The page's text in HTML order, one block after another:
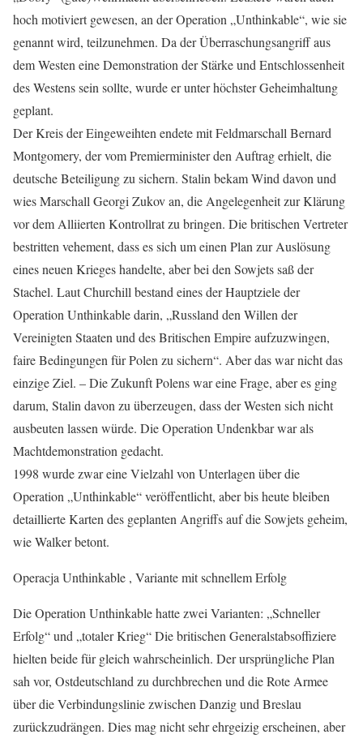
hoch motiviert gewesen, an der Operation „Unthinkable“, wie sie
genannt wird, teilzunehmen. Da der Überraschungsangriff aus
dem Westen eine Demonstration der Stärke und Entschlossenheit
des Westens sein sollte, wurde er unter höchster Geheimhaltung
geplant.
Der Kreis der Eingeweihten endete mit Feldmarschall Bernard
Montgomery, der vom Premierminister den Auftrag erhielt, die
deutsche Beteiligung zu sichern. Stalin bekam Wind davon und
wies Marschall Georgi Zukov an, die Angelegenheit zur Klärung
vor dem Alliierten Kontrollrat zu bringen. Die britischen Vertreter
bestritten vehement, dass es sich um einen Plan zur Auslösung
eines neuen Krieges handelte, aber bei den Sowjets saß der
Stachel. Laut Churchill bestand eines der Hauptziele der
Operation Unthinkable darin, „Russland den Willen der
Vereinigten Staaten und des Britischen Empire aufzuzwingen,
faire Bedingungen für Polen zu sichern“. Aber das war nicht das
einzige Ziel. – Die Zukunft Polens war eine Frage, aber es ging
darum, Stalin davon zu überzeugen, dass der Westen sich nicht
ausbeuten lassen würde. Die Operation Undenkbar war als
Machtdemonstration gedacht.
1998 wurde zwar eine Vielzahl von Unterlagen über die
Operation „Unthinkable“ veröffentlicht, aber bis heute bleiben
detaillierte Karten des geplanten Angriffs auf die Sowjets geheim,
wie Walker betont.
Operacja Unthinkable , Variante mit schnellem Erfolg
Die Operation Unthinkable hatte zwei Varianten: „Schneller
Erfolg“ und „totaler Krieg“ Die britischen Generalstabsoffiziere
hielten beide für gleich wahrscheinlich. Der ursprüngliche Plan
sah vor, Ostdeutschland zu durchbrechen und die Rote Armee
über die Verbindungslinie zwischen Danzig und Breslau
zurückzudrängen. Dies mag nicht sehr ehrgeizig erscheinen, aber